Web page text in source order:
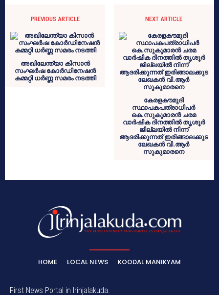
PREVIOUS ARTICLE
അഖിലേന്ത്യാ കിസാൻ
സംഘർഷ കോർഡിനേഷൻ
കമ്മറ്റി ധർണ്ണ സമരം നടത്തി
NEXT ARTICLE
കേരളകൗമുദി
സ്ഥാപകപത്രാധിപർ
കെ.സുകുമാരൻ ചരമ
വാർഷിക ദിനത്തിൽ തൃശൂർ
ജില്ലയിൽ നിന്ന്
ആദരിക്കുന്നത് ഇരിങ്ങാലക്കുട
ലേഖകൻ വി.ആർ
സുകുമാരനെ
HOME LOCAL NEWS KOODAL MANIKYAM
First News Portal in Irinjalakuda.